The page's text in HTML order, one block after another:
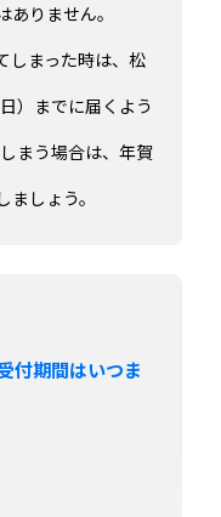
りません。
しまった時は、松
）までに届くよう
まう場合は、年賀
しょう。
付期間はいつま